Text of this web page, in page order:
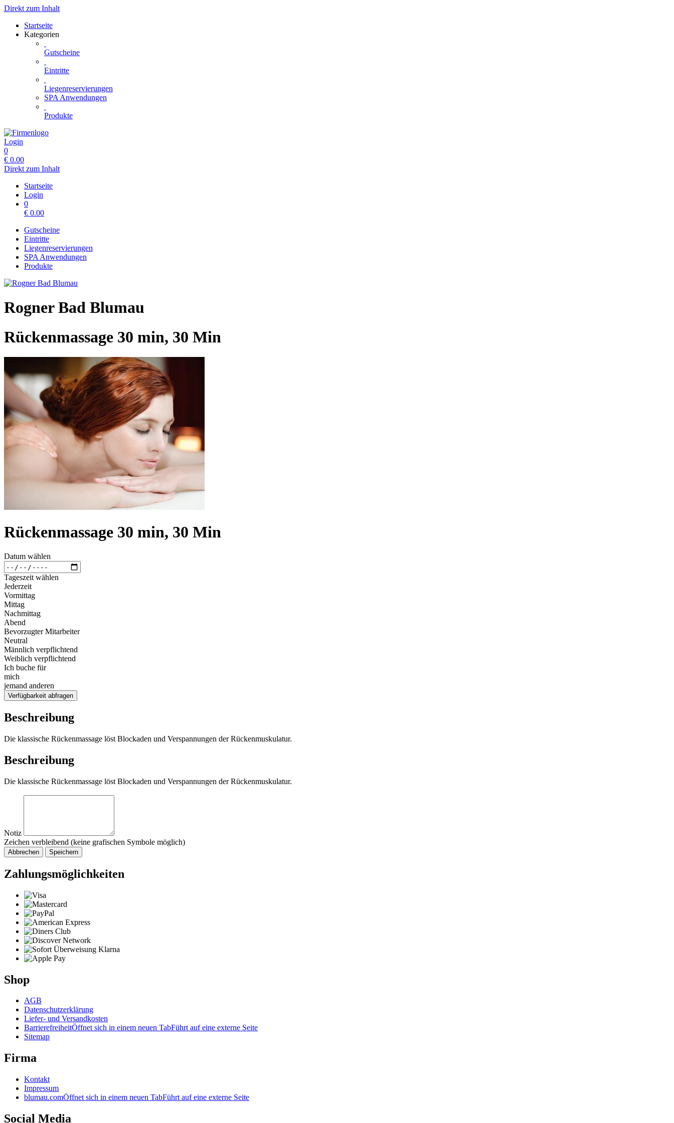
Direkt zum Inhalt
Startseite
Kategorien
Gutscheine
Eintritte
Liegenreservierungen
SPA Anwendungen
Produkte
Login
0
€ 0.00
Direkt zum Inhalt
Startseite
Login
0
€ 0.00
Gutscheine
Eintritte
Liegenreservierungen
SPA Anwendungen
Produkte
Rogner Bad Blumau
Rückenmassage 30 min, 30 Min
Rückenmassage 30 min, 30 Min
Datum wählen
Tageszeit wählen
Jederzeit
Vormittag
Mittag
Nachmittag
Abend
Bevorzugter Mitarbeiter
Neutral
Männlich verpflichtend
Weiblich verpflichtend
Ich buche für
mich
jemand anderen
Verfügbarkeit abfragen
Beschreibung
Die klassische Rückenmassage löst Blockaden und Verspannungen der Rückenmuskulatur.
Beschreibung
Die klassische Rückenmassage löst Blockaden und Verspannungen der Rückenmuskulatur.
Notiz
Zeichen verbleibend (keine grafischen Symbole möglich)
Abbrechen Speichern
Zahlungsmöglichkeiten
Shop
AGB
Datenschutzerklärung
Liefer- und Versandkosten
BarrierefreiheitÖffnet sich in einem neuen TabFührt auf eine externe Seite
Sitemap
Firma
Kontakt
Impressum
blumau.comÖffnet sich in einem neuen TabFührt auf eine externe Seite
Social Media